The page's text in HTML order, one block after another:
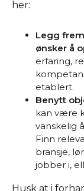
her:
Legg
ønsker å
erfaring,
etablert.
Benytt
kan være
vanskelig
Finn
bransje,
jobber i,
Husk at i